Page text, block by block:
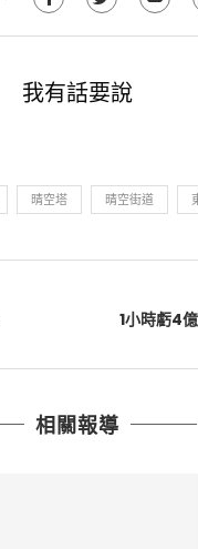
我有話要說
晴空塔 晴空街道
1小時虧4
相關報導